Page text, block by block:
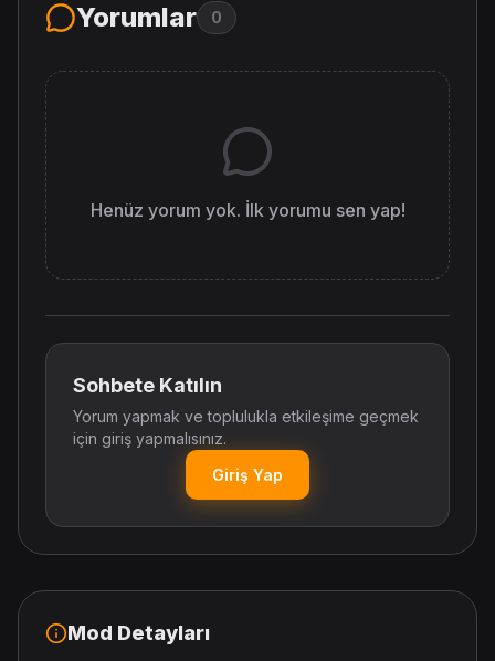
Yorumlar 0
Henüz yorum yok. İlk yorumu sen yap!
Sohbete Katılın
Yorum yapmak ve toplulukla etkileşime geçmek
için giriş yapmalısınız.
Giriş Yap
Mod Detayları